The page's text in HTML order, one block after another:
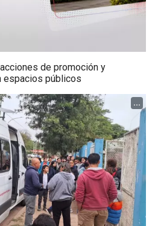
de promoción y
espacios públicos
...